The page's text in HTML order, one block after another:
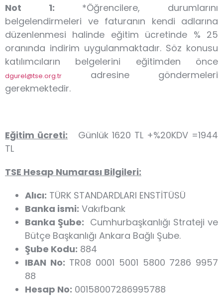
Not 1: *Öğrencilere, durumlarını
belgelendirmeleri ve faturanın kendi adlarına
düzenlenmesi halinde eğitim ücretinde % 25
oranında indirim uygulanmaktadır. Söz konusu
katılımcıların belgelerini eğitimden önce
dgurel@tse.org.tr
adresine göndermeleri
gerekmektedir.
Eğitim ücreti: Günlük 1620 TL +%20KDV =1944
TL
TSE Hesap Numarası Bilgileri:
Alıcı: TÜRK STANDARDLARI ENSTİTÜSÜ
Banka ismi: Vakıfbank
Banka Şube: Cumhurbaşkanlığı Strateji ve
Bütçe Başkanlığı Ankara Bağlı Şube.
Şube Kodu: 884
IBAN No: TR08 0001 5001 5800 7286 9957
88
Hesap No: 00158007286995788